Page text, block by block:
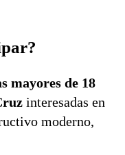
mayores de 18
interesadas en
moderno,